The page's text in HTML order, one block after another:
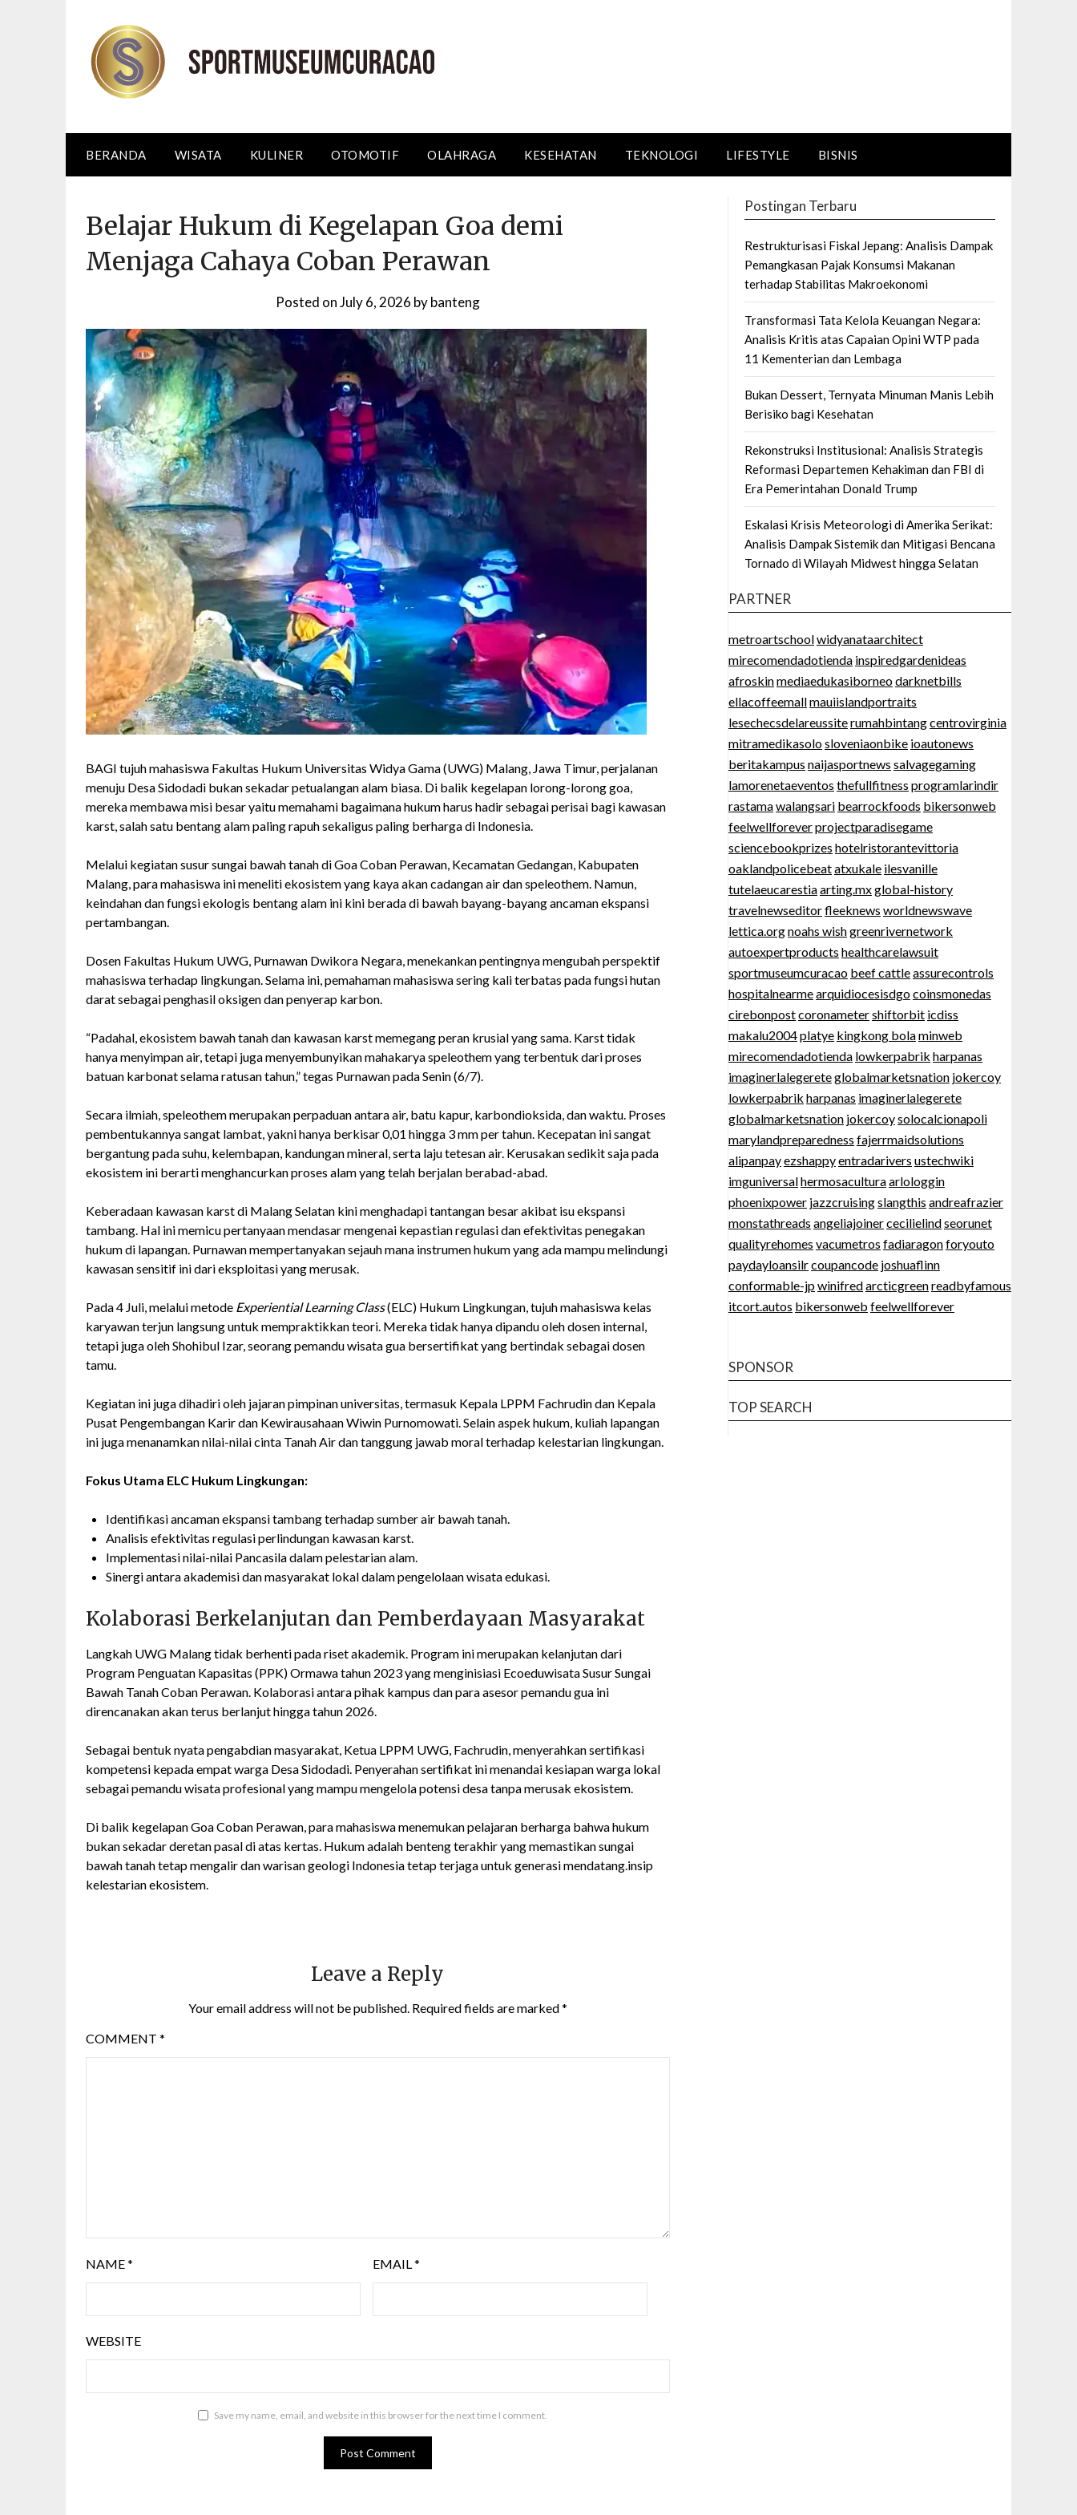
BERANDA WISATA KULINER OTOMOTIF OLAHRAGA KESEHATAN TEKNOLOGI LIFESTYLE BISNIS
Belajar Hukum di Kegelapan Goa demi
Menjaga Cahaya Coban Perawan
Posted onJuly 6, 2026 bybanteng
BAGI tujuh mahasiswa Fakultas Hukum Universitas Widya Gama (UWG) Malang, Jawa Timur, perjalanan
menuju Desa Sidodadi bukan sekadar petualangan alam biasa. Di balik kegelapan lorong-lorong goa,
mereka membawa misi besar yaitu memahami bagaimana hukum harus hadir sebagai perisai bagi kawasan
karst, salah satu bentang alam paling rapuh sekaligus paling berharga di Indonesia.
Melalui kegiatan susur sungai bawah tanah di Goa Coban Perawan, Kecamatan Gedangan, Kabupaten
Malang, para mahasiswa ini meneliti ekosistem yang kaya akan cadangan air dan speleothem. Namun,
keindahan dan fungsi ekologis bentang alam ini kini berada di bawah bayang-bayang ancaman ekspansi
pertambangan.
Dosen Fakultas Hukum UWG, Purnawan Dwikora Negara, menekankan pentingnya mengubah perspektif
mahasiswa terhadap lingkungan. Selama ini, pemahaman mahasiswa sering kali terbatas pada fungsi hutan
darat sebagai penghasil oksigen dan penyerap karbon.
“Padahal, ekosistem bawah tanah dan kawasan karst memegang peran krusial yang sama. Karst tidak
hanya menyimpan air, tetapi juga menyembunyikan mahakarya speleothem yang terbentuk dari proses
batuan karbonat selama ratusan tahun,” tegas Purnawan pada Senin (6/7).
Secara ilmiah, speleothem merupakan perpaduan antara air, batu kapur, karbondioksida, dan waktu. Proses
pembentukannya sangat lambat, yakni hanya berkisar 0,01 hingga 3 mm per tahun. Kecepatan ini sangat
bergantung pada suhu, kelembapan, kandungan mineral, serta laju tetesan air. Kerusakan sedikit saja pada
ekosistem ini berarti menghancurkan proses alam yang telah berjalan berabad-abad.
Keberadaan kawasan karst di Malang Selatan kini menghadapi tantangan besar akibat isu ekspansi
tambang. Hal ini memicu pertanyaan mendasar mengenai kepastian regulasi dan efektivitas penegakan
hukum di lapangan. Purnawan mempertanyakan sejauh mana instrumen hukum yang ada mampu melindungi
kawasan sensitif ini dari eksploitasi yang merusak.
Pada 4 Juli, melalui metode Experiential Learning Class(ELC) Hukum Lingkungan, tujuh mahasiswa kelas
karyawan terjun langsung untuk mempraktikkan teori. Mereka tidak hanya dipandu oleh dosen internal,
tetapi juga oleh Shohibul Izar, seorang pemandu wisata gua bersertifikat yang bertindak sebagai dosen
tamu.
Kegiatan ini juga dihadiri oleh jajaran pimpinan universitas, termasuk Kepala LPPM Fachrudin dan Kepala
Pusat Pengembangan Karir dan Kewirausahaan Wiwin Purnomowati. Selain aspek hukum, kuliah lapangan
ini juga menanamkan nilai-nilai cinta Tanah Air dan tanggung jawab moral terhadap kelestarian lingkungan.
Fokus Utama ELC Hukum Lingkungan:
Identifikasi ancaman ekspansi tambang terhadap sumber air bawah tanah.
Analisis efektivitas regulasi perlindungan kawasan karst.
Implementasi nilai-nilai Pancasila dalam pelestarian alam.
Sinergi antara akademisi dan masyarakat lokal dalam pengelolaan wisata edukasi.
Kolaborasi Berkelanjutan dan Pemberdayaan Masyarakat
Langkah UWG Malang tidak berhenti pada riset akademik. Program ini merupakan kelanjutan dari
Program Penguatan Kapasitas (PPK) Ormawa tahun 2023 yang menginisiasi Ecoeduwisata Susur Sungai
Bawah Tanah Coban Perawan. Kolaborasi antara pihak kampus dan para asesor pemandu gua ini
direncanakan akan terus berlanjut hingga tahun 2026.
Sebagai bentuk nyata pengabdian masyarakat, Ketua LPPM UWG, Fachrudin, menyerahkan sertifikasi
kompetensi kepada empat warga Desa Sidodadi. Penyerahan sertifikat ini menandai kesiapan warga lokal
sebagai pemandu wisata profesional yang mampu mengelola potensi desa tanpa merusak ekosistem.
Di balik kegelapan Goa Coban Perawan, para mahasiswa menemukan pelajaran berharga bahwa hukum
bukan sekadar deretan pasal di atas kertas. Hukum adalah benteng terakhir yang memastikan sungai
bawah tanah tetap mengalir dan warisan geologi Indonesia tetap terjaga untuk generasi mendatang.insip
kelestarian ekosistem.
Leave a Reply
Your email address will not be published. Required fields are marked*
COMMENT *
NAME* EMAIL*
WEBSITE
Save my name, email, and website in this browser for the next time I comment.
Postingan Terbaru
Restrukturisasi Fiskal Jepang: Analisis Dampak
Pemangkasan Pajak Konsumsi Makanan
terhadap Stabilitas Makroekonomi
Transformasi Tata Kelola Keuangan Negara:
Analisis Kritis atas Capaian Opini WTP pada
11 Kementerian dan Lembaga
Bukan Dessert, Ternyata Minuman Manis Lebih
Berisiko bagi Kesehatan
Rekonstruksi Institusional: Analisis Strategis
Reformasi Departemen Kehakiman dan FBI di
Era Pemerintahan Donald Trump
Eskalasi Krisis Meteorologi di Amerika Serikat:
Analisis Dampak Sistemik dan Mitigasi Bencana
Tornado di Wilayah Midwest hingga Selatan
PARTNER
metroartschoolwidyanataarchitect
mirecomendadotienda inspiredgardenideas
afroskinmediaedukasiborneodarknetbills
ellacoffeemallmauiislandportraits
lesechecsdelareussiterumahbintangcentrovirginia
mitramedikasolosloveniaonbike ioautonews
beritakampus naijasportnews salvagegaming
lamorenetaeventos thefullfitness programlarindir
rastamawalangsari bearrockfoods bikersonweb
feelwellforeverprojectparadisegame
sciencebookprizes hotelristorantevittoria
oaklandpolicebeatatxukale ilesvanille
tutelaeucarestiaarting.mxglobal-history
travelnewseditorfleeknews worldnewswave
lettica.orgnoahs wishgreenrivernetwork
autoexpertproducts healthcarelawsuit
sportmuseumcuracao beef cattleassurecontrols
hospitalnearmearquidiocesisdgocoinsmonedas
cirebonpostcoronametershiftorbit icdiss
makalu2004platye kingkong bolaminweb
mirecomendadotienda lowkerpabrik harpanas
imaginerlalegereteglobalmarketsnation jokercoy
lowkerpabrik harpanas imaginerlalegerete
globalmarketsnation jokercoysolocalcionapoli
marylandpreparedness fajerrmaidsolutions
alipanpayezshappyentradarivers ustechwiki
imguniversalhermosaculturaarlologgin
phoenixpower jazzcruisingslangthis andreafrazier
monstathreads angeliajoinercecilielindseorunet
qualityrehomes vacumetros fadiaragonforyouto
paydayloansilrcoupancode joshuaflinn
conformable-jpwinifredarcticgreenreadbyfamous
itcort.autos bikersonweb feelwellforever
SPONSOR
TOP SEARCH